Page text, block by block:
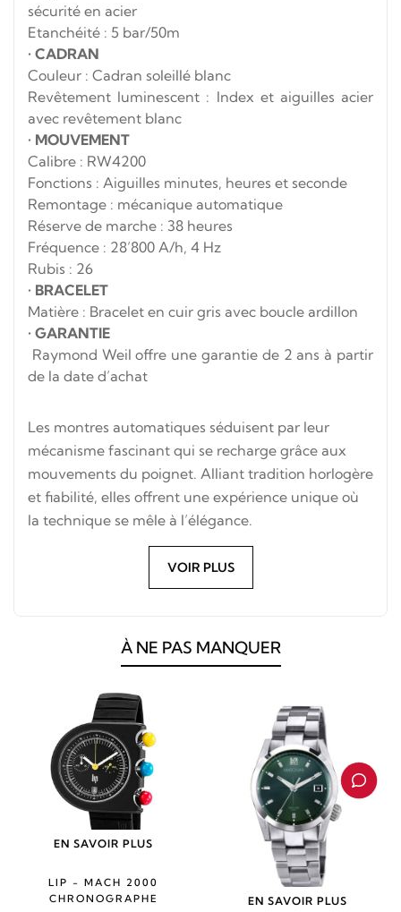
sécurité en acier
Etanchéité : 5 bar/50m
• CADRAN
Couleur : Cadran soleillé blanc
Revêtement luminescent : Index et aiguilles acier
avec revêtement blanc
• MOUVEMENT
Calibre : RW4200
Fonctions : Aiguilles minutes, heures et seconde
Remontage : mécanique automatique
Réserve de marche : 38 heures
Fréquence : 28’800 A/h, 4 Hz
Rubis : 26
• BRACELET
Matière : Bracelet en cuir gris avec boucle ardillon
• GARANTIE
Raymond Weil offre une garantie de 2 ans à partir
de la date d’achat
Les montres automatiques séduisent par leur
mécanisme fascinant qui se recharge grâce aux
mouvements du poignet. Alliant tradition horlogère
et fiabilité, elles offrent une expérience unique où
la technique se mêle à l’élégance.
VOIR PLUS
À NE PAS MANQUER
EN SAVOIR PLUS
LIP - MACH 2000
CHRONOGRAPHE
EN SAVOIR PLUS